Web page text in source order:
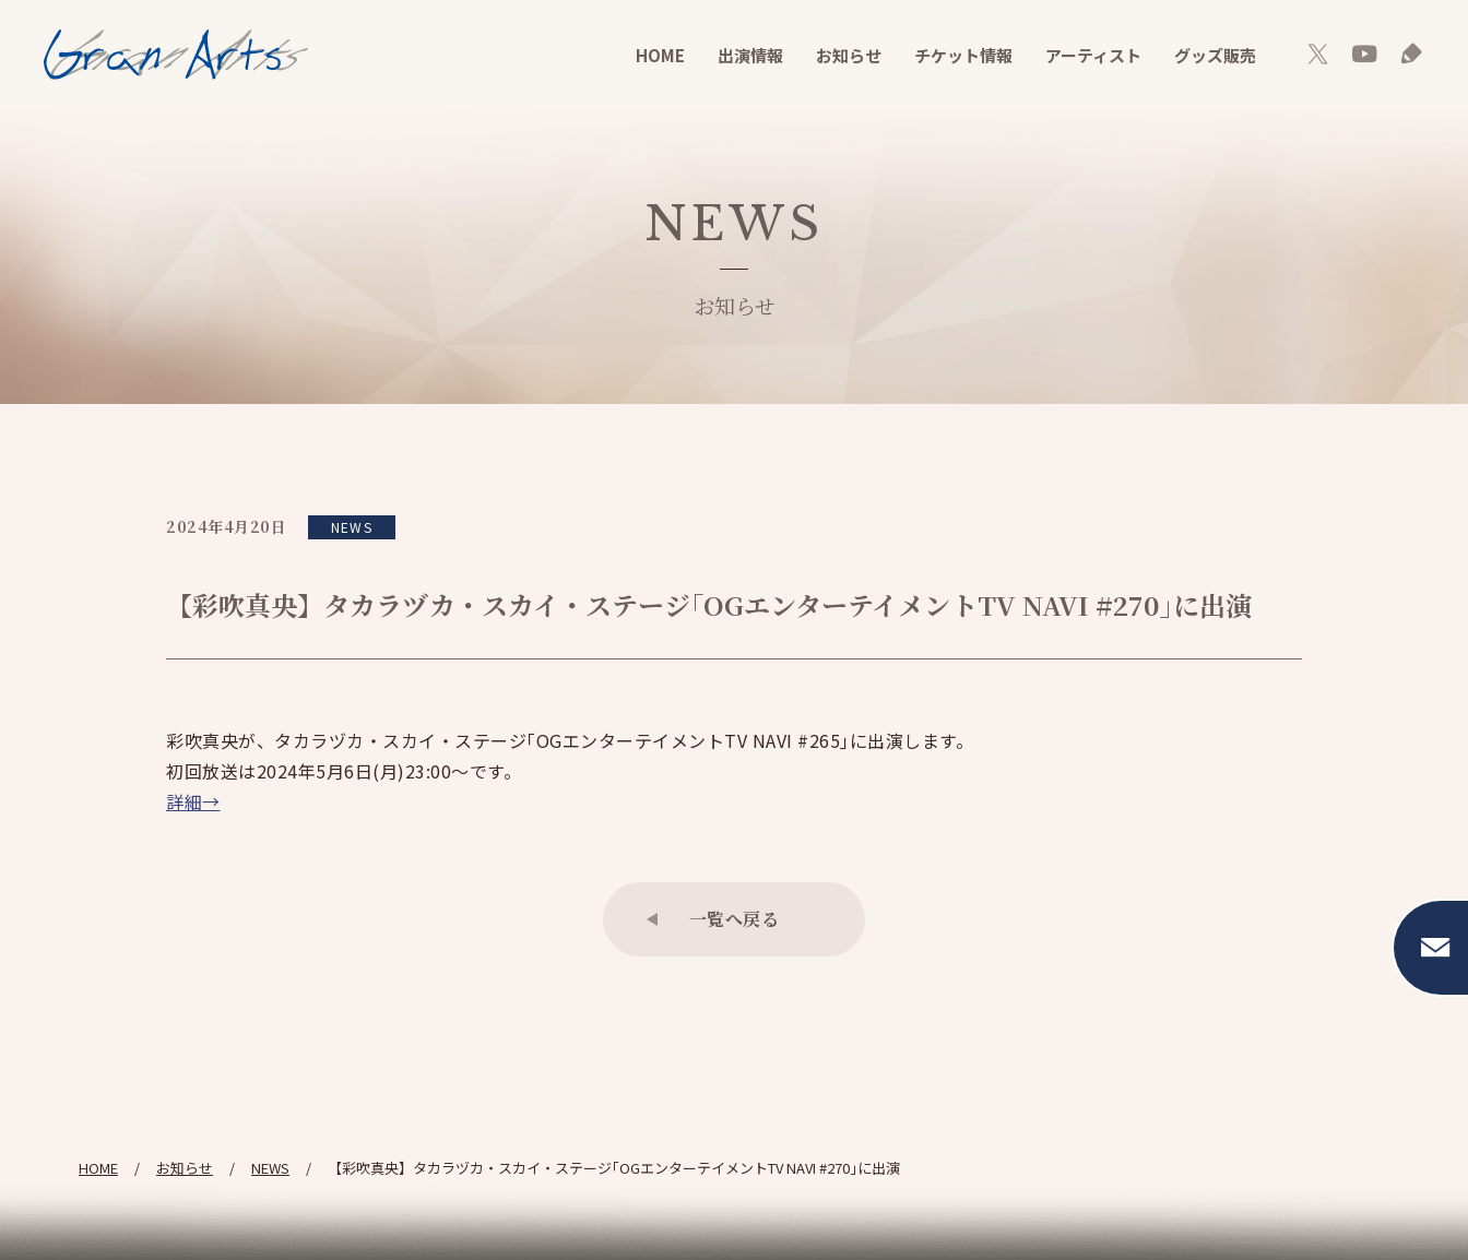
HOME 出演情報 お知らせ チケット情報 アーティスト グッズ販売
NEWS
お知らせ
2024年4月20日 NEWS
【彩吹真央】タカラヅカ・スカイ・ステージ｢OGエンターテイメントTV NAVI #270｣に出演
彩吹真央が、タカラヅカ・スカイ・ステージ｢OGエンターテイメントTV NAVI #265｣に出演します。
初回放送は2024年5月6日(月)23:00～です。
詳細→
一覧へ戻る
HOME お知らせ NEWS 【彩吹真央】タカラヅカ・スカイ・ステージ｢OGエンターテイメントTV NAVI #270｣に出演